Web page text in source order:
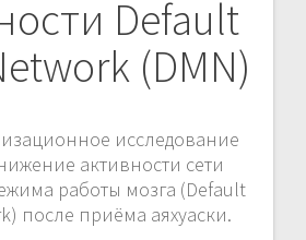
Default
(DMN)
исследование
активности сети
работы мозга (Default
после приёма аяхуаски.